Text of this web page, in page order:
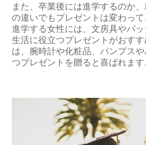
また、卒業後には進学するのか
の違いでもプレゼントは変わって
進学する女性には、文房具やバ
生活に役立つプレゼントがおす
は、腕時計や化粧品、パンプス
つプレゼントを贈ると喜ばれます